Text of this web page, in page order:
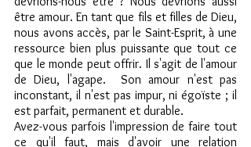
être amour. En tant que fils et filles de Dieu,
nous avons accès, par le Saint-Esprit, à une
ressource bien plus puissante que tout ce
que le monde peut offrir. Il s'agit de l'amour
de Dieu, l'agape.  Son amour n'est pas
inconstant, il n'est pas impur, ni égoïste ; il
est parfait, permanent et durable.
Avez-vous parfois l'impression de faire tout
ce qu'il faut, mais d'avoir une relation